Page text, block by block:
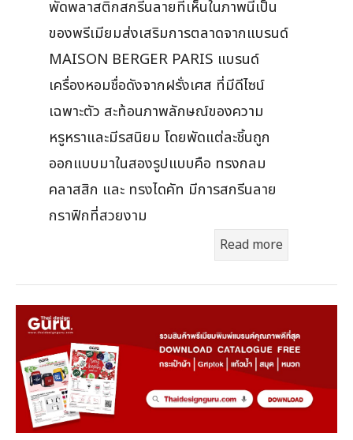
พัดพลาสติกสกรีนลายที่เห็นในภาพนี้เป็น
ของพรีเมียมส่งเสริมการตลาดจากแบรนด์
MAISON BERGER PARIS แบรนด์
เครื่องหอมชื่อดังจากฝรั่งเศส ที่มีดีไซน์
เฉพาะตัว สะท้อนภาพลักษณ์ของความ
หรูหราและมีรสนิยม โดยพัดแต่ละชิ้นถูก
ออกแบบมาในสองรูปแบบคือ ทรงกลม
คลาสสิก และ ทรงไดคัท มีการสกรีนลาย
กราฟิกที่สวยงาม
Read more